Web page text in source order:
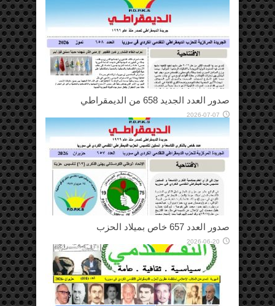
صدور العدد الجديد 658 من الديمقراطي
2026-07-07
صدور العدد 657 خاص بميلاد الحزب
2026-06-20